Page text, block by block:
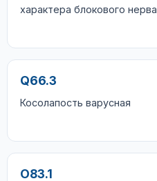
характера блокового нерва
Q66.3
Косолапость варусная
O83.1